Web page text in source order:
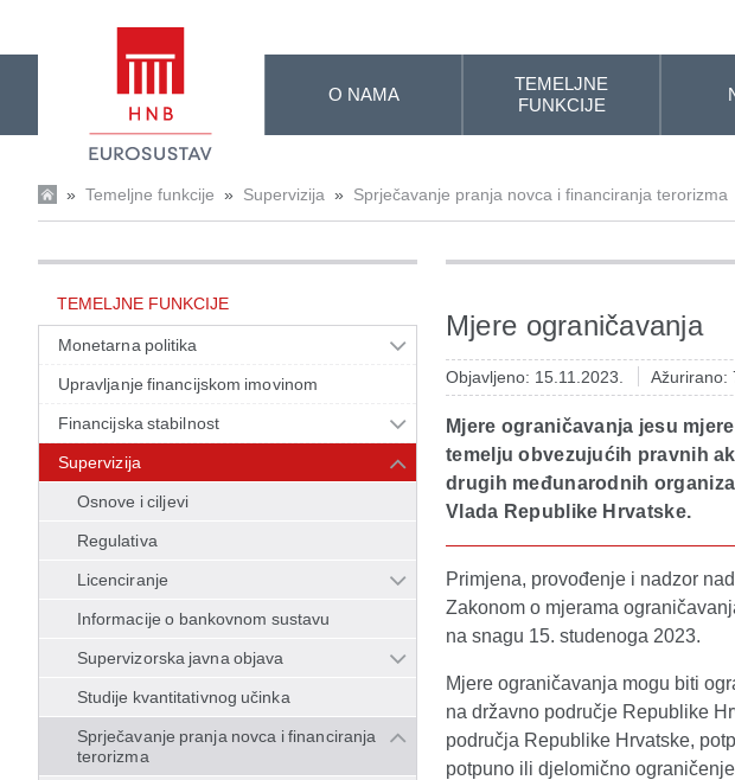
O NAMA
TEMELJNE
FUNKCIJE
» Temeljne funkcije » Supervizija » Sprječavanje pranja novca i financiranja terorizma
TEMELJNE FUNKCIJE
Monetarna politika
Upravljanje financijskom imovinom
Financijska stabilnost
Supervizija
Osnove i ciljevi
Regulativa
Licenciranje
Informacije o bankovnom sustavu
Supervizorska javna objava
Studije kvantitativnog učinka
Sprječavanje pranja novca i financiranja
terorizma
Mjere ograničavanja
Objavljeno: 15.11.2023. Ažurirano:
Mjere ograničavanja jesu
temelju obvezujućih pravnih
drugih međunarodnih
Vlada Republike Hrvatske.
Primjena, provođenje i nadzor
Zakonom o mjerama
na snagu 15. studenoga 2023.
Mjere ograničavanja mogu biti
na državno područje Republike
područja Republike Hrvatske,
potpuno ili djelomično